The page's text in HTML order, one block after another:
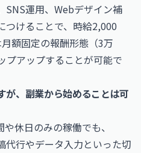
SNS運用、Webデザイン補
つけることで、時給2,000
額固定の報酬形態（3万
プアップすることが可能で
が、副業から始めることは可
休日のみの稼働でも、
代行やデータ入力といった切